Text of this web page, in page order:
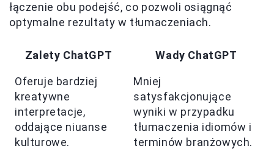
łączenie obu podejść, co pozwoli osiągnąć
optymalne rezultaty w tłumaczeniach.
Zalety ChatGPT Wady ChatGPT
Oferuje bardziej
kreatywne
interpretacje,
oddające niuanse
kulturowe.
Mniej
satysfakcjonujące
wyniki w przypadku
tłumaczenia idiomów i
terminów branżowych.